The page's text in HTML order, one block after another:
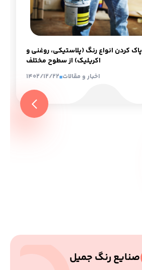
پاک کردن انواع رنگ (پلاستیکی، روغنی و
اکریلیک) از سطوح مختلف
1402/12/22 اخبار و مقالات
صنایع رنگ جمیل